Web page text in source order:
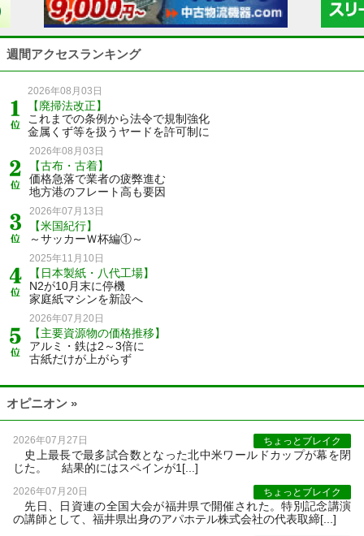
週間アクセスランキング
2026年08月03日
【廃掃法改正】
これまでの条例から法令で規制強化
金属くず等を扱うヤードを許可制に
2026年08月03日
【古布・古着】
価格急落で業者の疲弊進む
地方港のフレート高も要因
2026年07月13日
【米国紀行】
～サッカーＷ杯編①～
2025年11月10日
【日本製紙・八代工場】
N2が10月末に停機
家庭紙マシンを新設へ
2026年07月20日
【主要資源物の価格推移】
アルミ・鉄は2～3倍に
古紙だけが上がらず
オピニオン »
2026年07月27日 ちょっとブレイク
史上最長で最多試合数となった北中米ワールドカップが幕を閉
じた。 結果的にはスペインが1[...]
2026年07月20日 ちょっとブレイク
先日、日資連の全国大会が福井県で開催された。特別記念講演
の講師として、福井県出身のアパホテル株式会社の代表取締[...]